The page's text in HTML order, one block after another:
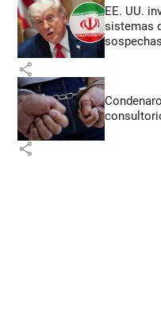
EE. UU.
sistemas
share
share